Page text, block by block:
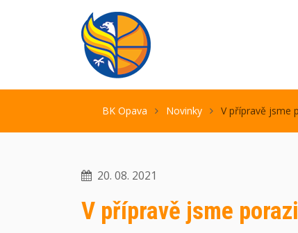
BK Opava Novinky V přípravě jsme
20. 08. 2021
V přípravě jsme